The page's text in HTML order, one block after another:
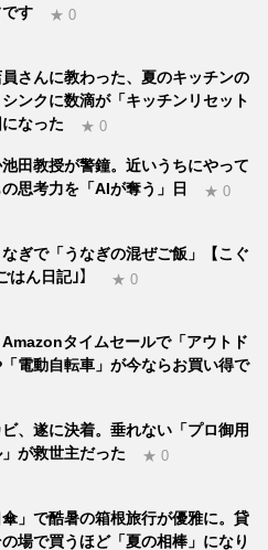
す
★ 0
さんに教わった、夏のキッチンの
ンクに数滴が「キッチンリセット
なった
★ 0
田教授が警鐘。近いうちにやって
思考力を「AIが奪う」日
★ 0
ぎで「うなぎの混ぜご飯」【こぐ
はん日記｣】
★ 0
タイムセールで「アウトド
電動自転車」が今ならお買い得で
、遂に決着。垂れない「プロ御用
が救世主だった
★ 0
傘」で酷暑の箱根旅行が優雅に。貸
場で買うほど「夏の相棒」になり